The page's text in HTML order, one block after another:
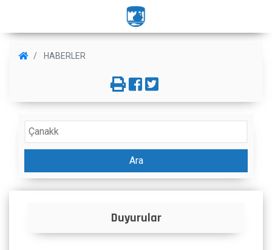
HABERLER
Ara